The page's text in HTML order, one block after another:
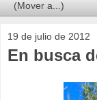
19 de julio de 2012
En busca